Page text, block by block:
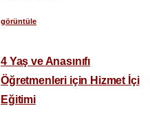
görüntüle
4 Yaş ve Anasınıfı
Öğretmenleri için Hizmet İçi
Eğitimi